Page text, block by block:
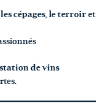
les cépages, le terroir et
de vins